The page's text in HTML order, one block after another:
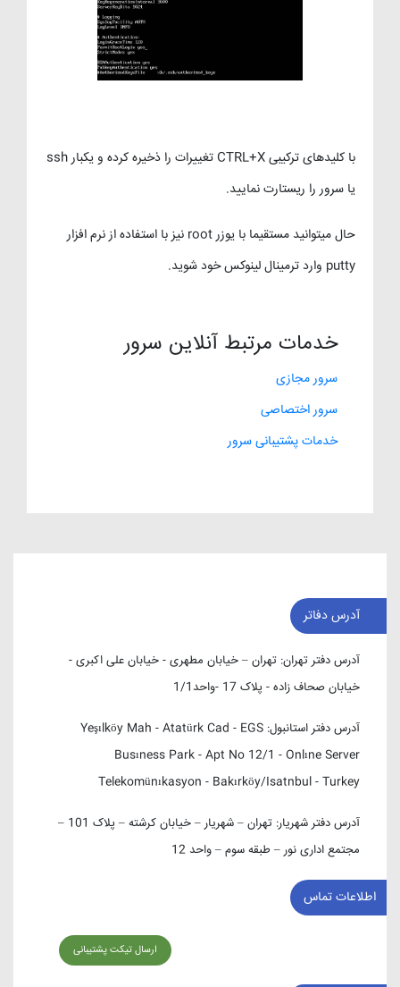
با کلیدهای ترکیبی CTRL+X تغییرات را ذخیره کرده و یکبار ssh
یا سرور را ریستارت نمایید.
حال میتوانید مستقیما با یوزر root نیز با استفاده از نرم افزار
putty وارد ترمینال لینوکس خود شوید.
خدمات مرتبط آنلاین سرور
سرور مجازی
سرور اختصاصی
خدمات پشتیبانی سرور
آدرس دفاتر
آدرس دفتر تهران: تهران – خیابان مطهری - خیابان علی اکبری -
خیابان صحاف زاده - پلاک 17 -واحد1/1
آدرس دفتر استانبول: Yeşılköy Mah - Atatürk Cad - EGS
Busıness Park - Apt No 12/1 - Onlıne Server
Telekomünıkasyon - Bakırköy/Isatnbul - Turkey
آدرس دفتر شهریار:
تهران – شهریار – خیابان کرشته – پلاک 101 –
مجتمع اداری نور – طبقه سوم – واحد 12
اطلاعات تماس
ارسال تیکت پشتیبانی